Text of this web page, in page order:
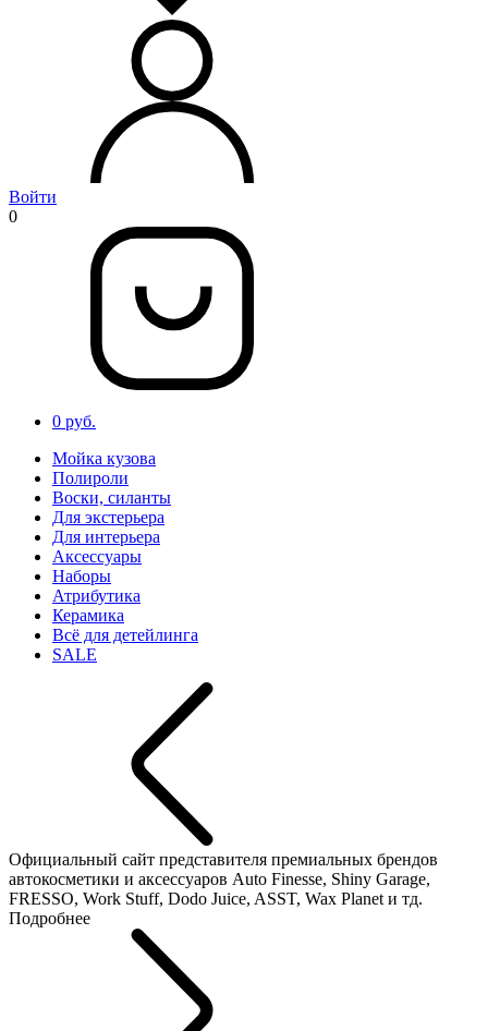
Войти
0
0 руб.
Мойка кузова
Полироли
Воски, силанты
Для экстерьера
Для интерьера
Аксессуары
Наборы
Атрибутика
Керамика
Всё для детейлинга
SALE
Официальный сайт представителя премиальных брендов
автокосметики и аксессуаров Auto Finesse, Shiny Garage,
FRESSO, Work Stuff, Dodo Juice, ASST, Wax Planet и тд.
Подробнее